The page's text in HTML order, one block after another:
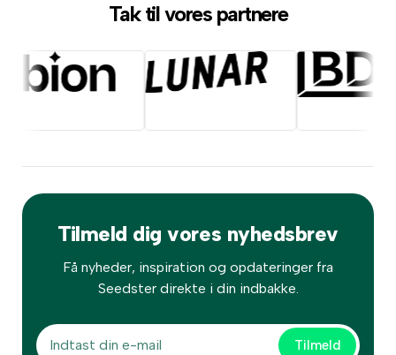
Tak til vores partnere
Tilmeld dig vores nyhedsbrev
Få nyheder, inspiration og opdateringer fra
Seedster direkte i din indbakke.